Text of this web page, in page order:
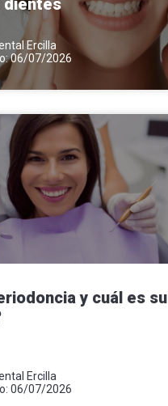
Ercilla
06/07/2026
y cuál es su
Ercilla
06/07/2026